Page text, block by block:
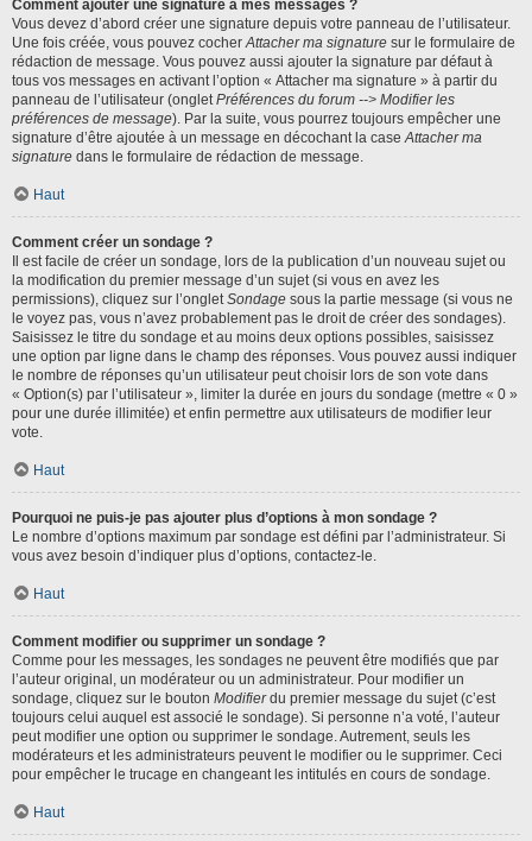
Comment ajouter une signature à mes messages ?
Vous devez d’abord créer une signature depuis votre panneau de l’utilisateur.
Une fois créée, vous pouvez cocherAttacher ma signature sur le formulaire de
rédaction de message. Vous pouvez aussi ajouter la signature par défaut à
tous vos messages en activant l’option « Attacher ma signature » à partir du
panneau de l’utilisateur (ongletPréférences du forum --> Modifier les
préférences de message). Par la suite, vous pourrez toujours empêcher une
signature d’être ajoutée à un message en décochant la caseAttacher ma
signature dans le formulaire de rédaction de message.
Haut
Comment créer un sondage ?
Il est facile de créer un sondage, lors de la publication d’un nouveau sujet ou
la modification du premier message d’un sujet (si vous en avez les
permissions), cliquez sur l’ongletSondage sous la partie message (si vous ne
le voyez pas, vous n’avez probablement pas le droit de créer des sondages).
Saisissez le titre du sondage et au moins deux options possibles, saisissez
une option par ligne dans le champ des réponses. Vous pouvez aussi indiquer
le nombre de réponses qu’un utilisateur peut choisir lors de son vote dans
« Option(s) par l’utilisateur », limiter la durée en jours du sondage (mettre « 0 »
pour une durée illimitée) et enfin permettre aux utilisateurs de modifier leur
vote.
Haut
Pourquoi ne puis-je pas ajouter plus d’options à mon sondage ?
Le nombre d’options maximum par sondage est défini par l’administrateur. Si
vous avez besoin d’indiquer plus d’options, contactez-le.
Haut
Comment modifier ou supprimer un sondage ?
Comme pour les messages, les sondages ne peuvent être modifiés que par
l’auteur original, un modérateur ou un administrateur. Pour modifier un
sondage, cliquez sur le bouton Modifierdu premier message du sujet (c’est
toujours celui auquel est associé le sondage). Si personne n’a voté, l’auteur
peut modifier une option ou supprimer le sondage. Autrement, seuls les
modérateurs et les administrateurs peuvent le modifier ou le supprimer. Ceci
pour empêcher le trucage en changeant les intitulés en cours de sondage.
Haut